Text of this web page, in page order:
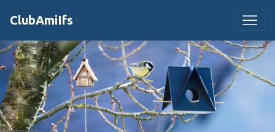
ClubAmiIfs